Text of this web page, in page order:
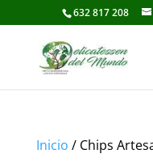
632 817 208
Inicio / Chips